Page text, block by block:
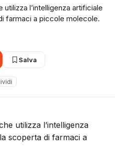
l’intelligenza artificiale
farmaci a piccole molecole.
Salva
utilizza l’intelligenza
scoperta di farmaci a